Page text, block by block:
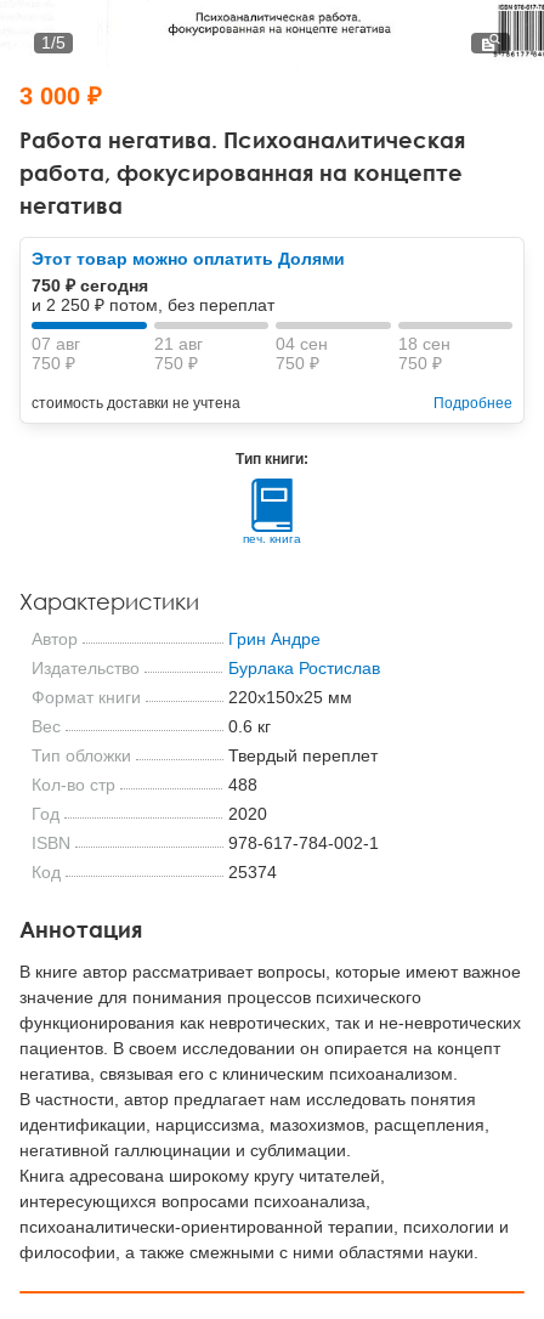
Тревожные расстройства, панические атаки
Другие направления психотерапии
Классический, эриксоновский гипноз и НЛП
НЛП
Психология труда и эргономика
Социальная психология
Социальная и организационная психология
Классический и юнгианский психоанализ
Работа негатива. Психоаналитическая
работа, фокусированная на концепте
негатива
1/5
3 000 ₽
Этот товар можно оплатить Долями
750 ₽ сегодня
и 2 250 ₽ потом, без переплат
07 авг
750 ₽
21 авг
750 ₽
04 сен
750 ₽
18 сен
750 ₽
стоимость доставки не учтена Подробнее
Тип книги:
печ. книга
Характеристики
Автор
Грин Андре
Издательство
Бурлака Ростислав
Формат книги
220x150x25 мм
Вес
0.6 кг
Тип обложки
Твердый переплет
Кол-во стр
488
Год
2020
ISBN
978-617-784-002-1
Код
25374
Аннотация
В книге автор рассматривает вопросы, которые имеют важное
значение для понимания процессов психического
функционирования как невротических, так и не-невротических
пациентов. В своем исследовании он опирается на концепт
негатива, связывая его с клиническим психоанализом.
В частности, автор предлагает нам исследовать понятия
идентификации, нарциссизма, мазохизмов, расщепления,
негативной галлюцинации и сублимации.
Книга адресована широкому кругу читателей,
интересующихся вопросами психоанализа,
психоаналитически-ориентированной терапии, психологии и
философии, а также смежными с ними областями науки.